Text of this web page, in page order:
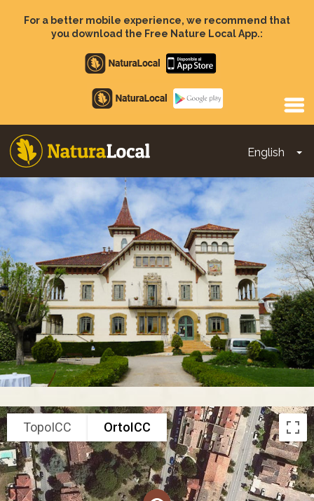
For a better mobile experience, we recommend that
you download the Free Nature Local App.:
Apple
store
Google
Play
English
Main
navigation
TopoICC OrtoICC